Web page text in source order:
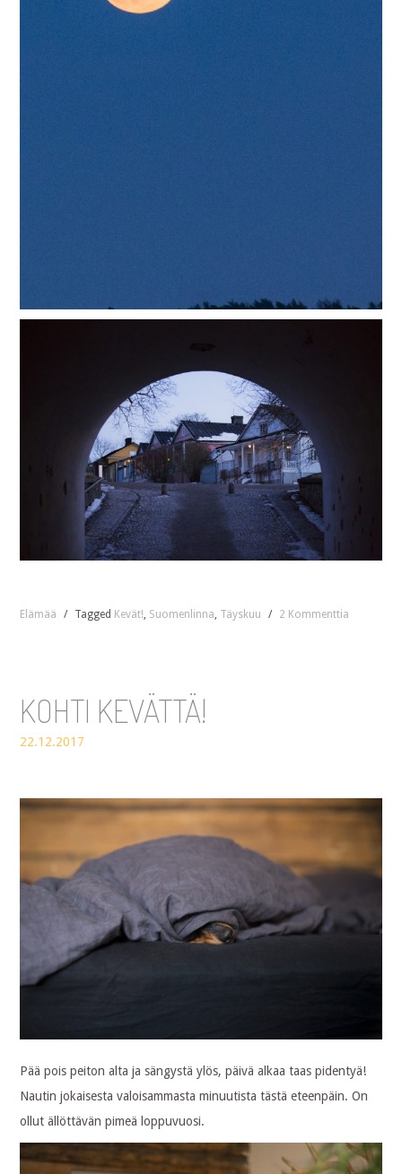
Elämää / Tagged Kevät!, Suomenlinna, Täyskuu / 2 Kommenttia
KOHTI KEVÄTTÄ!
22.12.2017
Pää pois peiton alta ja sängystä ylös, päivä alkaa taas pidentyä!
Nautin jokaisesta valoisammasta minuutista tästä eteenpäin. On
ollut ällöttävän pimeä loppuvuosi.